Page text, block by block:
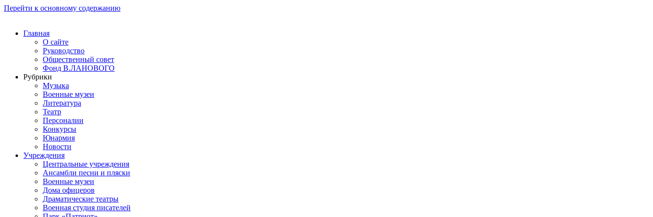
Перейти к основному содержанию
Главная
О сайте
Руководство
Общественный совет
Фонд В.ЛАНОВОГО
Рубрики
Музыка
Военные музеи
Литература
Театр
Персоналии
Конкурсы
Юнармия
Новости
Учреждения
Центральные учреждения
Ансамбли песни и пляски
Военные музеи
Дома офицеров
Драматические театры
Военная студия писателей